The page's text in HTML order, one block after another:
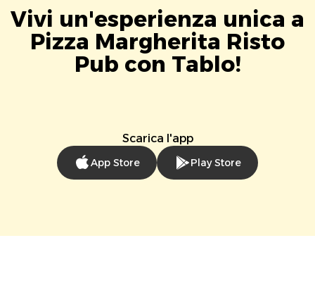
Vivi un'esperienza unica a
Pizza Margherita Risto
Pub con Tablo!
Scarica l'app
App Store Play Store